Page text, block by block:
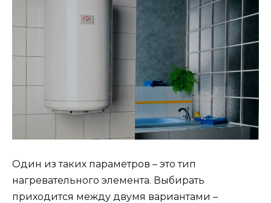
Один из таких параметров – это тип
нагревательного элемента. Выбирать
приходится между двумя вариантами –